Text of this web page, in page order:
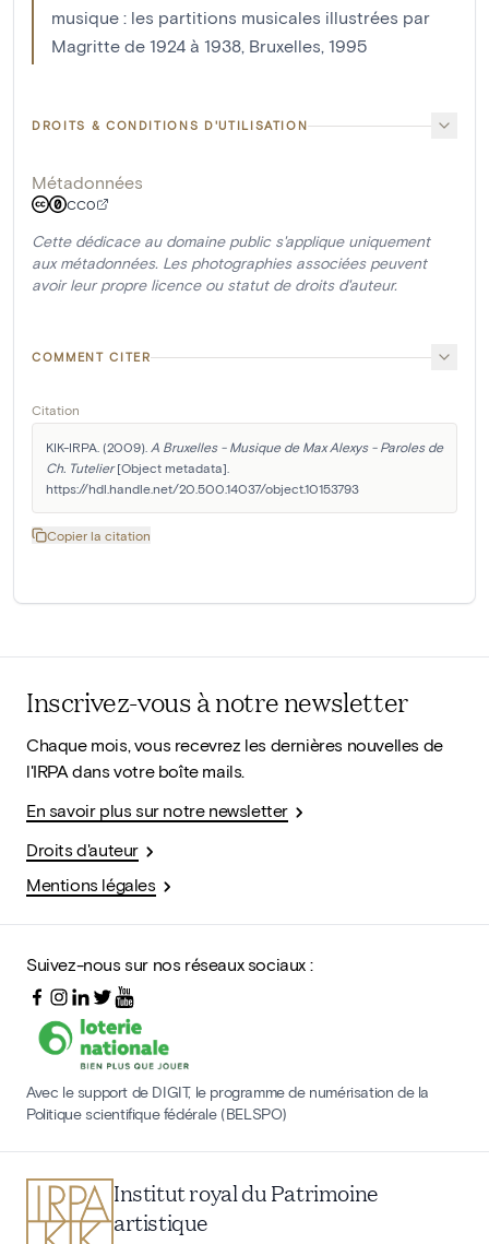
musique : les partitions musicales illustrées par
Magritte de 1924 à 1938, Bruxelles, 1995
DROITS & CONDITIONS D'UTILISATION
Métadonnées
CC0
Cette dédicace au domaine public s'applique uniquement
aux métadonnées. Les photographies associées peuvent
avoir leur propre licence ou statut de droits d'auteur.
COMMENT CITER
Citation
KIK-IRPA. (2009). A Bruxelles - Musique de Max Alexys - Paroles de
Ch. Tutelier [Object metadata].
https://hdl.handle.net/20.500.14037/object.10153793
Copier la citation
Inscrivez-vous à notre newsletter
Chaque mois, vous recevrez les dernières nouvelles de
l'IRPA dans votre boîte mails.
En savoir plus sur notre newsletter
Droits d'auteur
Mentions légales
Suivez-nous sur nos réseaux sociaux :
Avec le support de DIGIT, le programme de numérisation de la
Politique scientifique fédérale (BELSPO)
Institut royal du Patrimoine
artistique